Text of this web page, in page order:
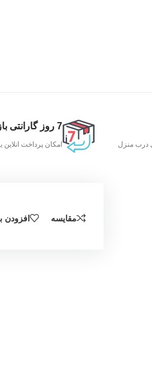
درب منزل
7 روز گارانتی بازگشت وجه
امکان پرداخت
مقایسه افزودن